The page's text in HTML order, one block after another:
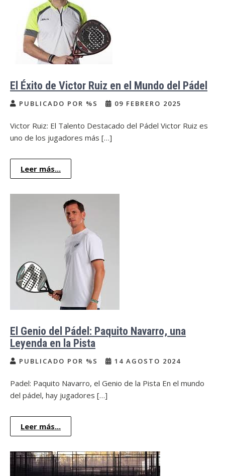
El Éxito de Victor Ruiz en el Mundo del Pádel
PUBLICADO POR %S 09 FEBRERO 2025
Victor Ruiz: El Talento Destacado del Pádel Victor Ruiz es
uno de los jugadores más […]
Leer más...
El Genio del Pádel: Paquito Navarro, una
Leyenda en la Pista
PUBLICADO POR %S 14 AGOSTO 2024
Padel: Paquito Navarro, el Genio de la Pista En el mundo
del pádel, hay jugadores […]
Leer más...